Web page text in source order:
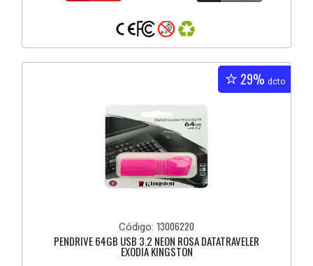
29% dcto
Código: 13006220
PENDRIVE 64GB USB 3.2 NEON ROSA DATATRAVELER
EXODIA KINGSTON